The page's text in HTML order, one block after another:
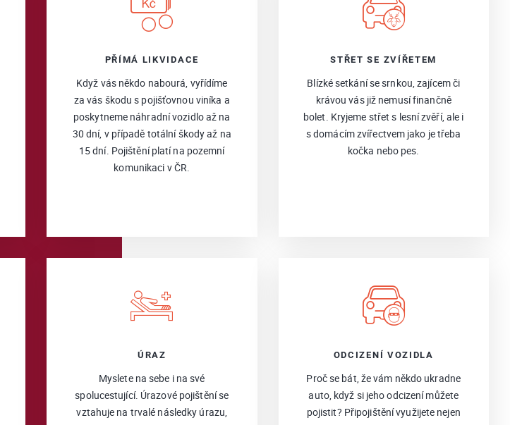
PŘÍMÁ LIKVIDACE
Když vás někdo nabourá, vyřídíme
za vás škodu s pojišťovnou viníka a
poskytneme náhradní vozidlo až na
30 dní, v případě totální škody až na
15 dní. Pojištění platí na pozemní
komunikaci v ČR.
STŘET SE ZVÍŘETEM
Blízké setkání se srnkou, zajícem či
krávou vás již nemusí finančně
bolet. Kryjeme střet s lesní zvěří, ale i
s domácím zvířectvem jako je třeba
kočka nebo pes.
ÚRAZ
Myslete na sebe i na své
spolucestující. Úrazové pojištění se
vztahuje na trvalé následky úrazu,
ODCIZENÍ VOZIDLA
Proč se bát, že vám někdo ukradne
auto, když si jeho odcizení můžete
pojistit? Připojištění využijete nejen